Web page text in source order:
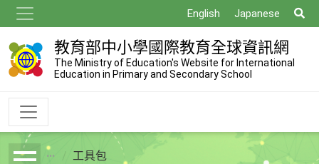
到
主
要
內
English Japanese
尋
教育部中小學國際教育全球資訊網
The Ministry of Education's Website for International
Education in Primary and Secondary School
breadcrumb工具包